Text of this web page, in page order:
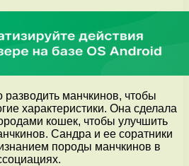
манчкинов, чтобы
характеристики. Она сделала
кошек, чтобы улучшить
Сандра и ее соратники
породы манчкинов в